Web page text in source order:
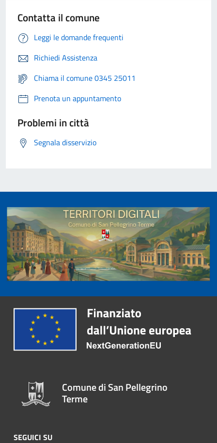
Contatta il comune
Leggi le domande frequenti
Richiedi Assistenza
Chiama il comune 0345 25011
Prenota un appuntamento
Problemi in città
Segnala disservizio
Comune di San Pellegrino
Terme
SEGUICI SU